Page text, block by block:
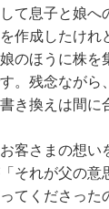
て息子と娘へ
作成したけれ
のほうに株を
。残念ながら
き換えは間に
客さまの想い
それが父の意
てくださった